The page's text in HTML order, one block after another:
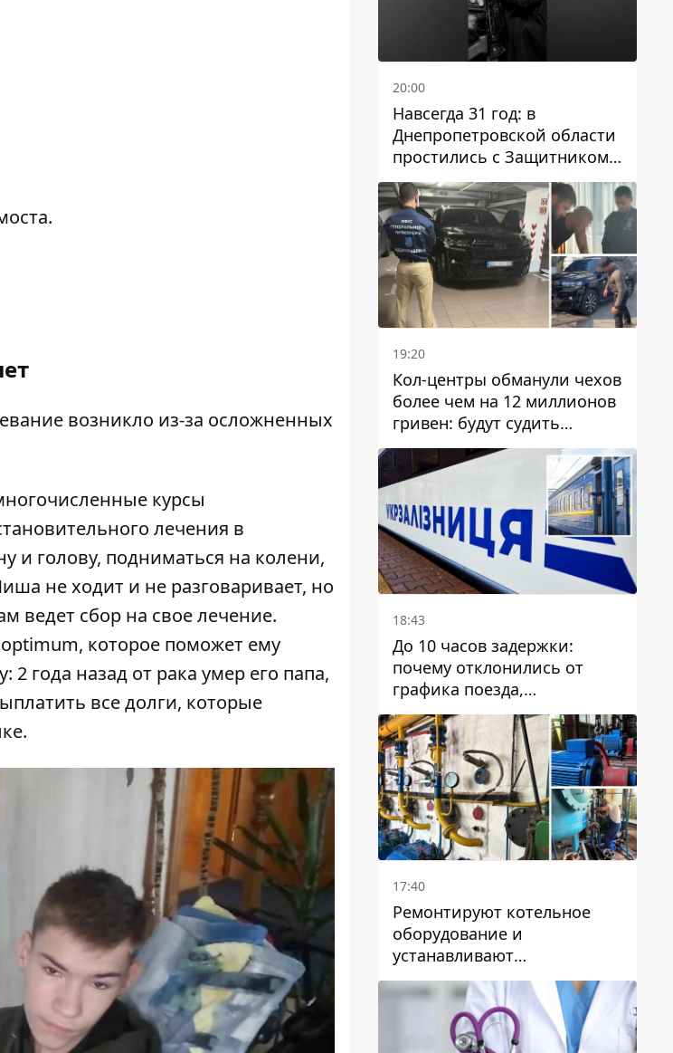
возникло из-за осложненных
курсы
лечения в
и голову, подниматься на колени,
не ходит и не разговаривает, но
ведет сбор на свое лечение.
которое поможет ему
года назад от рака умер его папа,
все долги, которые
.
20:00
Навсегда 31 год: в
Днепропетровской области
простились с Защитником
Александром Репиным
19:20
Кол-центры обманули чехов
более чем на 12 миллионов
гривен: будут судить
днепрянина,
организовавшего
транснациональную
преступную организацию
18:43
До 10 часов задержки:
почему отклонились от
графика поезда,
курсирующие через Днепр
и область
17:40
Ремонтируют котельное
оборудование и
устанавливают
генераторные установки:
как в Днепре готовятся к
отопительному сезону